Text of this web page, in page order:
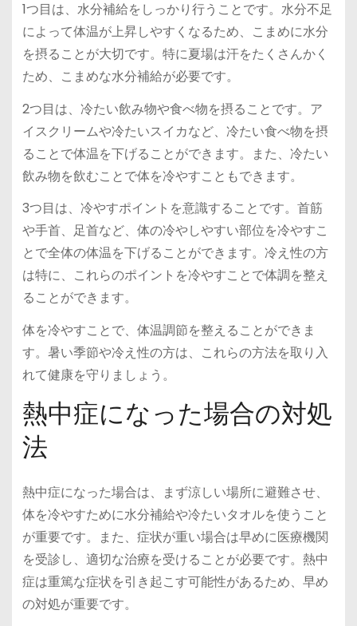
1つ目は、水分補給をしっかり行うことです。水分不足
によって体温が上昇しやすくなるため、こまめに水分
を摂ることが大切です。特に夏場は汗をたくさんかく
ため、こまめな水分補給が必要です。
2つ目は、冷たい飲み物や食べ物を摂ることです。ア
イスクリームや冷たいスイカなど、冷たい食べ物を摂
ることで体温を下げることができます。また、冷たい
飲み物を飲むことで体を冷やすこともできます。
3つ目は、冷やすポイントを意識することです。首筋
や手首、足首など、体の冷やしやすい部位を冷やすこ
とで全体の体温を下げることができます。冷え性の方
は特に、これらのポイントを冷やすことで体調を整え
ることができます。
体を冷やすことで、体温調節を整えることができま
す。暑い季節や冷え性の方は、これらの方法を取り入
れて健康を守りましょう。
熱中症になった場合の対処
法
熱中症になった場合は、まず涼しい場所に避難させ、
体を冷やすために水分補給や冷たいタオルを使うこと
が重要です。また、症状が重い場合は早めに医療機関
を受診し、適切な治療を受けることが必要です。熱中
症は重篤な症状を引き起こす可能性があるため、早め
の対処が重要です。